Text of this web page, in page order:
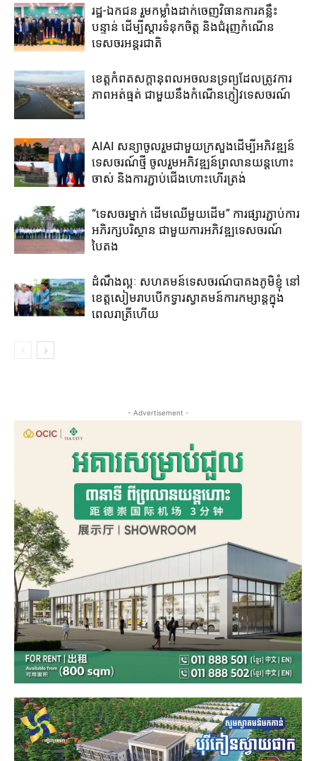
រដ្ឋ-ឯកជន ​រួម​កម្លាំង​ដាក់​ចេញ​វិធានការ​គន្លឹះ​
បន្ទាន់​ ដើម្បី​ស្តារ​ទំនុកចិត្ត ​និង​ជំរុញ​កំណើន​
ទេសចរ​អន្តរជាតិ​
ខេត្ត​កំពត​សក្តានុពល​អចលនទ្រព្យ​ដែល​ត្រូវ​ការ​
ភាពអត់ធ្មត់ ​ជាមួយ​នឹង​កំណើន​ភ្ញៀវទេសចរណ៍​
AIAI សន្យាចូលរួមជាមួយ​ក្រសួង​ដើម្បី​អភិវឌ្ឍន៍​
ទេសចរណ៍ថ្មី ចូលរួម​អភិវឌ្ឍន៍​ព្រលានយន្តហោះ​
ចាស់​ និង​ការ​ភ្ជាប់​ជើង​ហោះ​ហើរ​ត្រង់​
“ទេសចរម្នាក់ ដើមឈើមួយដើម” ការ​ផ្សារ​ភ្ជាប់​ការ​
អភិរក្សបរិស្ថាន​ ជាមួយកា​រ​អភិវឌ្ឍ​ទេសចរណ៍​
បៃតង
ដំណឹងល្អៈ សហគមន៍​ទេសចរណ៍​បាគង​ភូមិ​ខ្ញុំ ​នៅ​
ខេត្តសៀមរាប​បើក​ទ្វារ​ស្វាគមន៍​ការ​​កម្សាន្ត​ក្នុង​
ពេលរាត្រី​ហើយ​
- Advertisement -